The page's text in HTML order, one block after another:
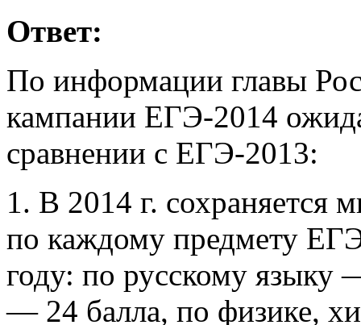
Ответ:
По информации главы
кампании ЕГЭ-2014
сравнении с ЕГЭ-2013:
1. В 2014 г. сохраняется
по каждому предмету
году: по русскому языку
— 24 балла, по физике,